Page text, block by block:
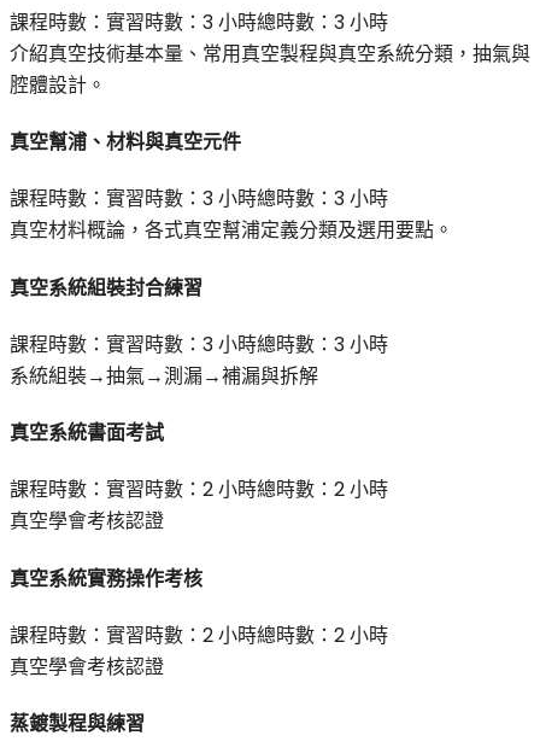
課程時數： 實習時數： 3 小時總時數： 3 小時
介紹真空技術基本量、常用真空製程與真空系統分類，抽氣與
腔體設計。
真空幫浦、材料與真空元件
課程時數： 實習時數： 3 小時總時數： 3 小時
真空材料概論，各式真空幫浦定義分類及選用要點。
真空系統組裝封合練習
課程時數： 實習時數： 3 小時總時數： 3 小時
系統組裝→抽氣→測漏→補漏與拆解
真空系統書面考試
課程時數： 實習時數： 2 小時總時數： 2 小時
真空學會考核認證
真空系統實務操作考核
課程時數： 實習時數： 2 小時總時數： 2 小時
真空學會考核認證
蒸鍍製程與練習